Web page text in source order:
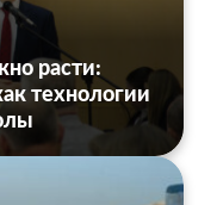
расти:
технологии